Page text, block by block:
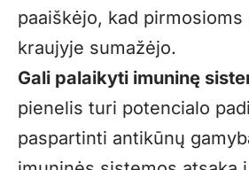
paaiškėjo, kad
kraujyje sumažėjo.
Gali palaikyti imuninę
pienelis turi potencialo
paspartinti antikūnų